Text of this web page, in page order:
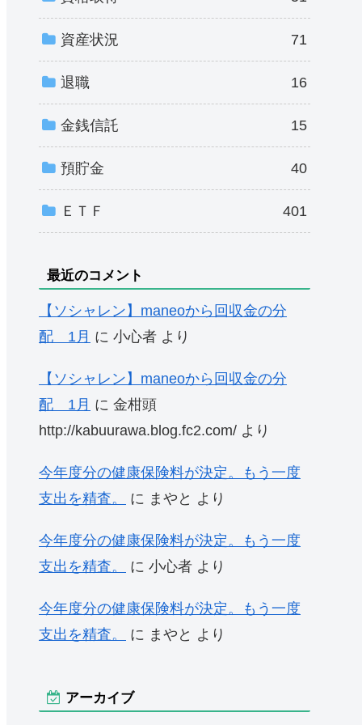
資産状況 71
退職 16
金銭信託 15
預貯金 40
ＥＴＦ 401
最近のコメント
【ソシャレン】maneoから回収金の分
配 1月 に 小心者 より
【ソシャレン】maneoから回収金の分
配 1月 に 金柑頭
http://kabuurawa.blog.fc2.com/ より
今年度分の健康保険料が決定。もう一度
支出を精査。
に まやと より
今年度分の健康保険料が決定。もう一度
支出を精査。
に 小心者 より
今年度分の健康保険料が決定。もう一度
支出を精査。
に まやと より
アーカイブ